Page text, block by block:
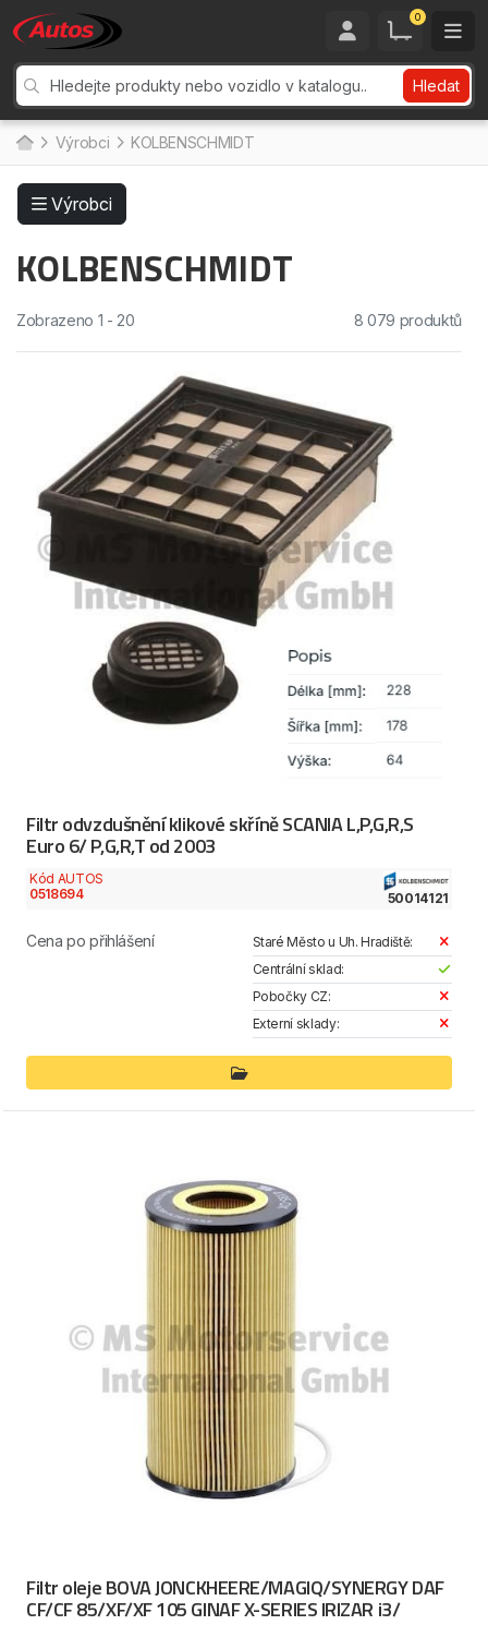
0
Hledat
Výrobci KOLBENSCHMIDT
Výrobci
KOLBENSCHMIDT
Zobrazeno 1 - 20 8 079 produktů
Filtr odvzdušnění klikové skříně SCANIA L,P,G,R,S
Euro 6/ P,G,R,T od 2003
Kód AUTOS
0518694
50014121
Cena po přihlášení
Staré Město u Uh. Hradiště:
Centrální sklad:
Pobočky CZ:
Externí sklady:
Filtr oleje BOVA JONCKHEERE/MAGIQ/SYNERGY DAF
CF/CF 85/XF/XF 105 GINAF X-SERIES IRIZAR i3/